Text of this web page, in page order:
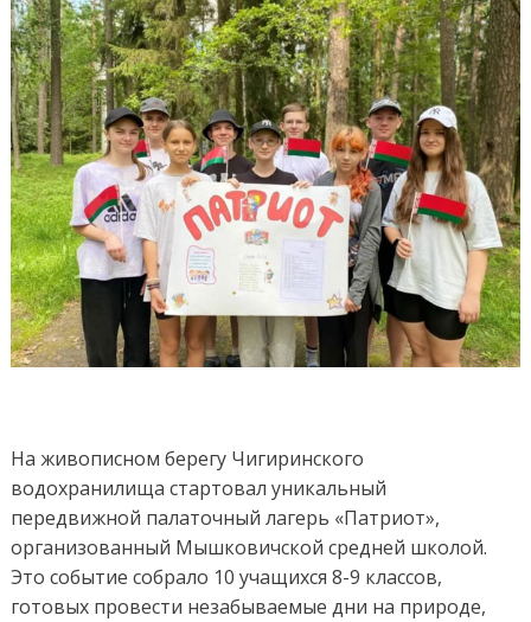
На живописном берегу Чигиринского
водохранилища стартовал уникальный
передвижной палаточный лагерь «Патриот»,
организованный Мышковичской средней школой.
Это событие собрало 10 учащихся 8-9 классов,
готовых провести незабываемые дни на природе,